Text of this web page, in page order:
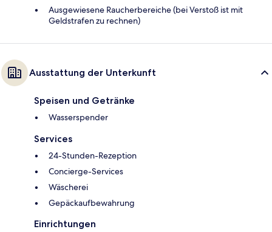
Ausgewiesene Raucherbereiche (bei Verstoß ist mit
Geldstrafen zu rechnen)
Ausstattung der Unterkunft
Speisen und Getränke
Wasserspender
Services
24-Stunden-Rezeption
Concierge-Services
Wäscherei
Gepäckaufbewahrung
Einrichtungen